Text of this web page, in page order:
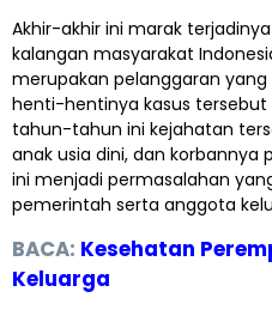
Akhir-akhir ini marak terjadinya
kalangan masyarakat
merupakan pelanggaran
henti-hentinya kasus
tahun-tahun ini kejahatan
anak usia dini, dan korbannya
ini menjadi permasalahan
pemerintah serta anggota
BACA: Kesehatan
Keluarga